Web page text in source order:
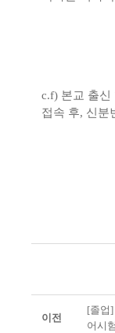
c.f) 본교 출신
접속 후, 신분
이전
[졸업
어시